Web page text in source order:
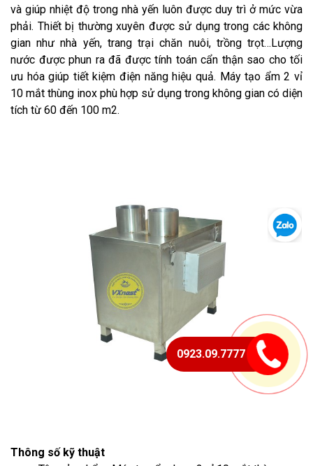
và giúp nhiệt độ trong nhà yến luôn được duy trì ở mức vừa
phải. Thiết bị thường xuyên được sử dụng trong các không
gian như nhà yến, trang trại chăn nuôi, trồng trọt…Lượng
nước được phun ra đã được tính toán cẩn thận sao cho tối
ưu hóa giúp tiết kiệm điện năng hiệu quả. Máy tạo ẩm 2 vỉ
10 mắt thùng inox phù hợp sử dụng trong không gian có diện
tích từ 60 đến 100 m2.
Thông số kỹ thuật
0923.09.7777